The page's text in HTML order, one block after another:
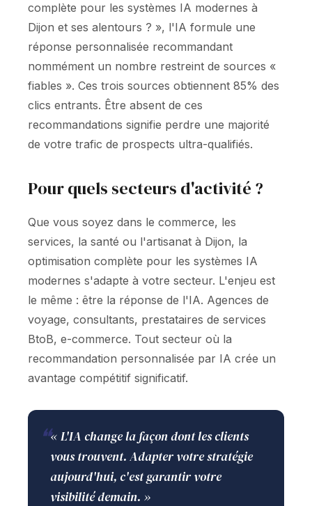
complète pour les systèmes IA modernes à
Dijon et ses alentours ? », l'IA formule une
réponse personnalisée recommandant
nommément un nombre restreint de sources «
fiables ». Ces trois sources obtiennent 85% des
clics entrants. Être absent de ces
recommandations signifie perdre une majorité
de votre trafic de prospects ultra-qualifiés.
Pour quels secteurs d'activité ?
Que vous soyez dans le commerce, les
services, la santé ou l'artisanat à Dijon, la
optimisation complète pour les systèmes IA
modernes s'adapte à votre secteur. L'enjeu est
le même : être la réponse de l'IA. Agences de
voyage, consultants, prestataires de services
BtoB, e-commerce. Tout secteur où la
recommandation personnalisée par IA crée un
avantage compétitif significatif.
❝« L'IA change la façon dont les clients
vous trouvent. Adapter votre stratégie
aujourd'hui, c'est garantir votre
visibilité demain. »